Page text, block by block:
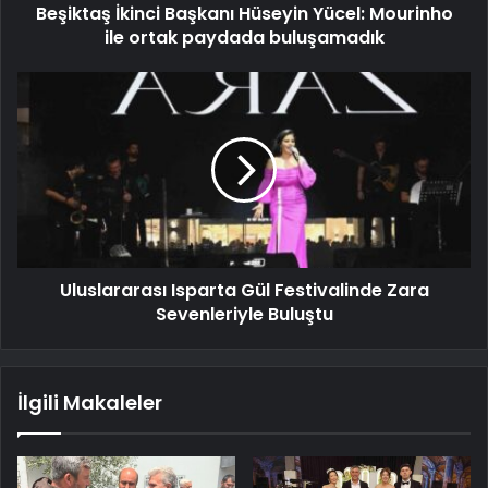
Beşiktaş İkinci Başkanı Hüseyin Yücel: Mourinho
ile ortak paydada buluşamadık
Uluslararası Isparta Gül Festivalinde Zara
Sevenleriyle Buluştu
İlgili Makaleler